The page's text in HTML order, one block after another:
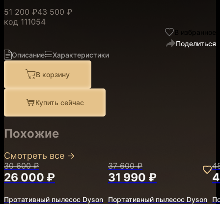
51 200 ₽43 500 ₽
код 111054
В избранное
Поделиться
Описание
Характеристики
В корзину
Купить сейчас
Похожие
Смотреть все →
30 600 ₽
26 000 ₽
Протативный пылесос Dyson
37 600 ₽
31 990 ₽
Портативный пылесос Dyson